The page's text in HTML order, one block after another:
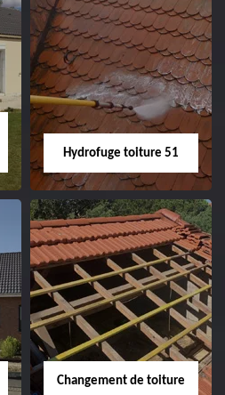
Habillage planche
de rive 51
Hydrofuge toiture 51
Hydrofuge toiture
51
Changement de toiture